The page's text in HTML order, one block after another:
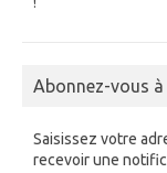
Abonnez-vous à
Saisissez votre
recevoir une